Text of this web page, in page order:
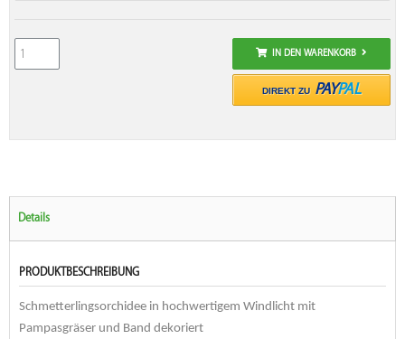
IN DEN WARENKORB
DIREKT ZU PAYPAL
Details
PRODUKTBESCHREIBUNG
Schmetterlingsorchidee in hochwertigem Windlicht mit
Pampasgräser und Band dekoriert